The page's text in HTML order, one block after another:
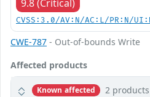
9.8 (Critical)
CVSS:3.0/AV:N/AC:L/PR:N/
CWE-787 - Out-of-bounds Write
Affected products
Known affected 2 products